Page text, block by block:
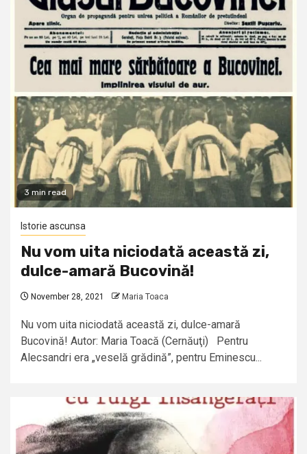
3 min read
Istorie ascunsa
Nu vom uita niciodată această zi,
dulce-amară Bucovină!
November 28, 2021 Maria Toaca
Nu vom uita niciodată această zi, dulce-amară
Bucovină! Autor: Maria Toacă (Cernăuţi) Pentru
Alecsandri era „veselă grădină”, pentru Eminescu...